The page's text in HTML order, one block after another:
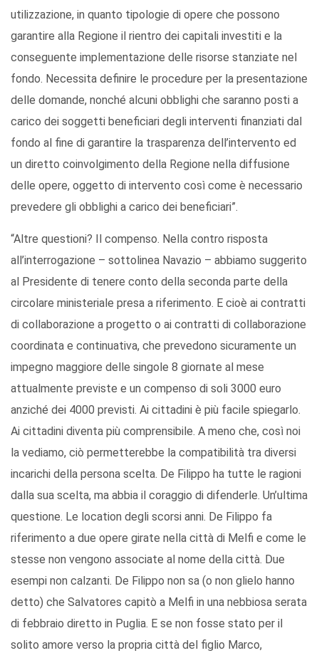
utilizzazione, in quanto tipologie di opere che possono
garantire alla Regione il rientro dei capitali investiti e la
conseguente implementazione delle risorse stanziate nel
fondo. Necessita definire le procedure per la presentazione
delle domande, nonché alcuni obblighi che saranno posti a
carico dei soggetti beneficiari degli interventi finanziati dal
fondo al fine di garantire la trasparenza dell’intervento ed
un diretto coinvolgimento della Regione nella diffusione
delle opere, oggetto di intervento così come è necessario
prevedere gli obblighi a carico dei beneficiari”.
“Altre questioni? Il compenso. Nella contro risposta
all’interrogazione – sottolinea Navazio – abbiamo suggerito
al Presidente di tenere conto della seconda parte della
circolare ministeriale presa a riferimento. E cioè ai contratti
di collaborazione a progetto o ai contratti di collaborazione
coordinata e continuativa, che prevedono sicuramente un
impegno maggiore delle singole 8 giornate al mese
attualmente previste e un compenso di soli 3000 euro
anziché dei 4000 previsti. Ai cittadini è più facile spiegarlo.
Ai cittadini diventa più comprensibile. A meno che, così noi
la vediamo, ciò permetterebbe la compatibilità tra diversi
incarichi della persona scelta. De Filippo ha tutte le ragioni
dalla sua scelta, ma abbia il coraggio di difenderle. Un’ultima
questione. Le location degli scorsi anni. De Filippo fa
riferimento a due opere girate nella città di Melfi e come le
stesse non vengono associate al nome della città. Due
esempi non calzanti. De Filippo non sa (o non glielo hanno
detto) che Salvatores capitò a Melfi in una nebbiosa serata
di febbraio diretto in Puglia. E se non fosse stato per il
solito amore verso la propria città del figlio Marco,